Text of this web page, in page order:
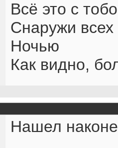
Всё это с
Снаружи
Ночью
Как видно,
Нашел